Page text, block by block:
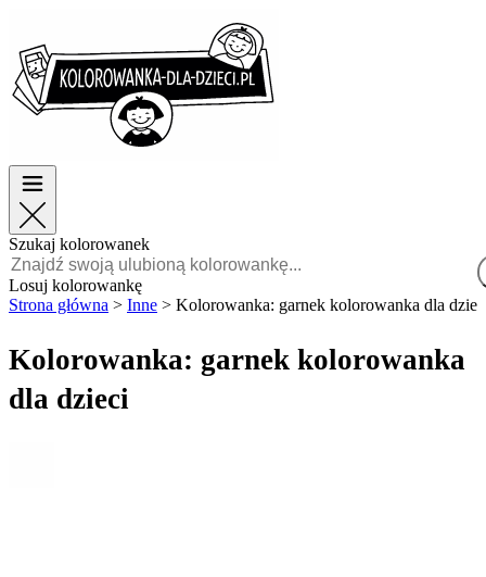
TOP kategorie
Dla chłopców
Dla dziewczynek
Polski
POLSKI
FRANÇAIS
MALAGASY
TOP kategorie
Dla chłopców
Dla dziewczynek
Szukaj kolorowanek
Losuj kolorowankę
Strona główna > Inne > Kolorowanka: garnek kolorowanka dla
Kolorowanka: garnek kolorowanka
dla dzieci